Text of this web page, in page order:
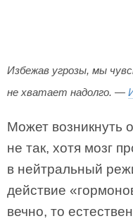
Избежав угрозы, мы
не хватает надолго. —
Может возникнуть
не так, хотя мозг
в нейтральный
действие
вечно, то